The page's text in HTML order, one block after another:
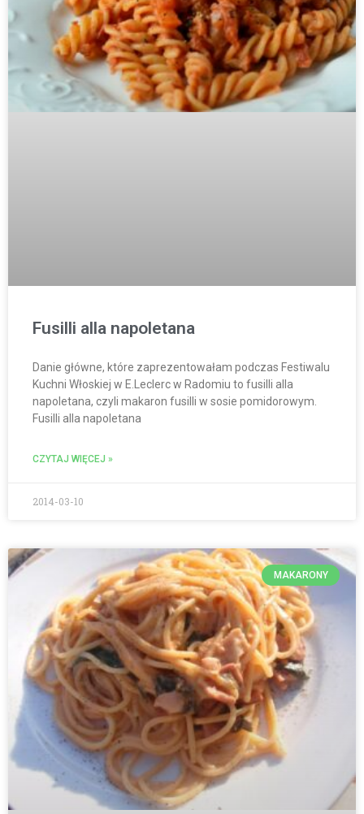
Fusilli alla napoletana
Danie główne, które zaprezentowałam podczas Festiwalu
Kuchni Włoskiej w E.Leclerc w Radomiu to fusilli alla
napoletana, czyli makaron fusilli w sosie pomidorowym.
Fusilli alla napoletana
CZYTAJ WIĘCEJ »
2014-03-10
MAKARONY